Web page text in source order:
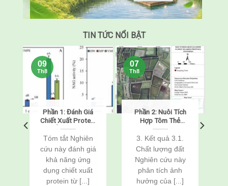
TIN TỨC NỔI BẬT
Phần 1: Đánh Giá
Chiết Xuất Protein
Từ Ấu Trùng Sâu
Bột Vàng
(Tenebrio molitor)
Như Một Chất Bảo
Vệ Chống Đông
Lạnh Cho Tôm Thẻ
Chân Trắng Đông
Tóm tắt Nghiên
cứu này đánh giá
khả năng ứng
dụng chiết xuất
protein từ [...]
09
Th8
Phần 2: Nuôi Tích
Hợp Tôm Thẻ
Chân Trắng
(Penaeus
vannamei) Và Cá
Rô Phi
(Oreochromis
niloticus) Thông
Qua Cải Tạo Đất
3. Kết quả 3.1.
Chất lượng đất
Nghiên cứu này
phân tích ảnh
hưởng của [...]
07
Th8